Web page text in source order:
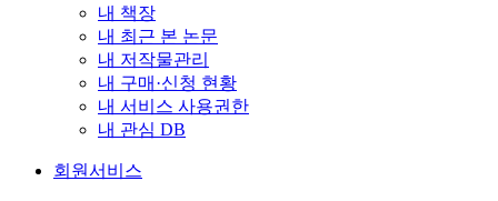
내 책장
내 최근 본 논문
내 저작물관리
내 구매·신청 현황
내 서비스 사용권한
내 관심 DB
회원서비스